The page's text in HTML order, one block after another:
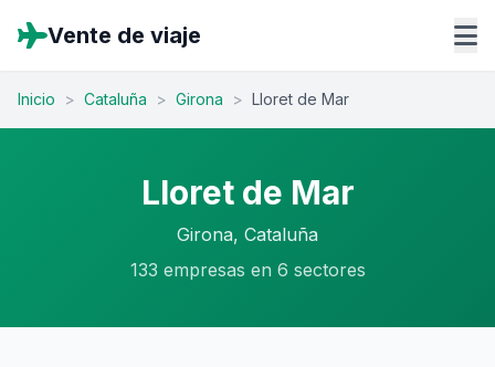
Vente de viaje
Inicio > Cataluña > Girona > Lloret de Mar
Lloret de Mar
Girona, Cataluña
133 empresas en 6 sectores